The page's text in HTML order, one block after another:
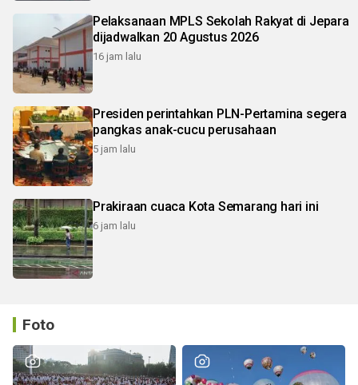
Pelaksanaan MPLS Sekolah Rakyat di Jepara
dijadwalkan 20 Agustus 2026
16 jam lalu
Presiden perintahkan PLN-Pertamina segera
pangkas anak-cucu perusahaan
5 jam lalu
Prakiraan cuaca Kota Semarang hari ini
6 jam lalu
Foto